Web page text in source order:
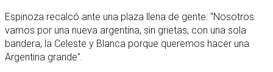
Espinoza recalcó ante una plaza llena de gente: “Nosotros
vamos por una nueva argentina, sin grietas, con una sola
bandera, la Celeste y Blanca porque queremos hacer una
Argentina grande”.